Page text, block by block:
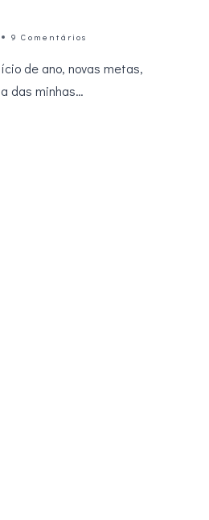
9 Comentários
de ano, novas metas,
das minhas…